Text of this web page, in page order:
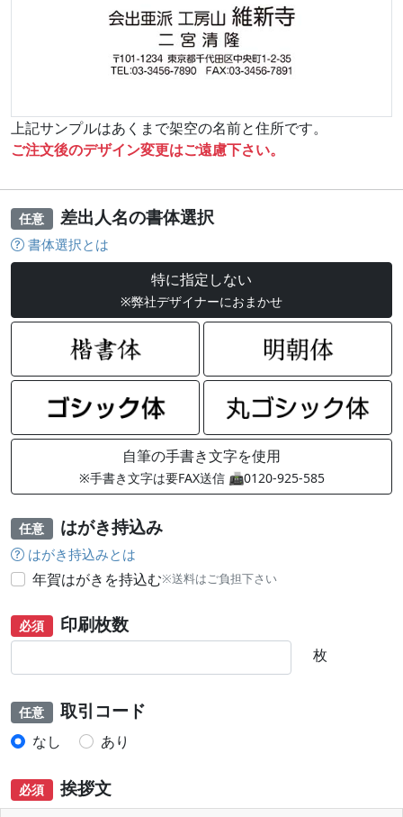
上記サンプルはあくまで架空の名前と住所です。
ご注文後のデザイン変更はご遠慮下さい。
任意 差出人名の書体選択
書体選択とは
特に指定しない
※弊社デザイナーにおまかせ
自筆の手書き文字を使用
※手書き文字は要FAX送信 📠0120-925-585
任意 はがき持込み
はがき持込みとは
年賀はがきを持込む※送料はご負担下さい
必須 印刷枚数
枚
任意 取引コード
なし あり
必須 挨拶文